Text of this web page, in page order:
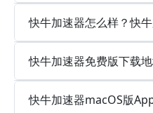
快牛加速器怎么样？快
快牛加速器免费版下载地
快牛加速器macOS版